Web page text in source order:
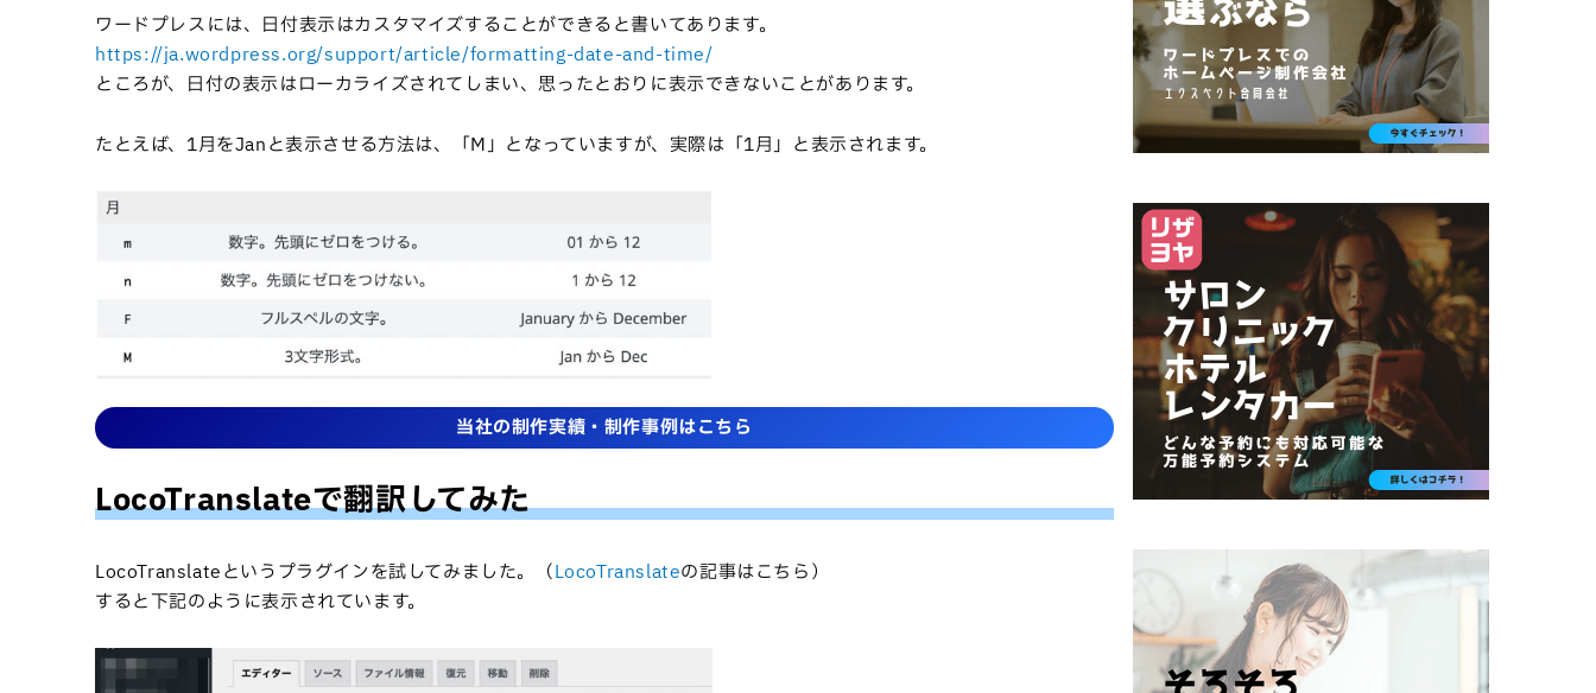
ワードプレスには、日付表示はカスタマイズすることができると書いてあります。
https://ja.wordpress.org/support/article/formatting-date-and-time/
ところが、日付の表示はローカライズされてしまい、思ったとおりに表示できないことがあります。
たとえば、1月をJanと表示させる方法は、「M」となっていますが、実際は「1月」と表示されます。
当社の制作実績・制作事例はこちら
LocoTranslateで翻訳してみた
LocoTranslateというプラグインを試してみました。（LocoTranslateの記事はこちら）
すると下記のように表示されています。